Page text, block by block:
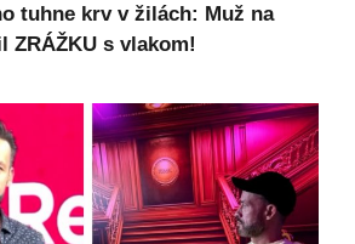
tuhne krv v žilách: Muž na
ZRÁŽKU s vlakom!